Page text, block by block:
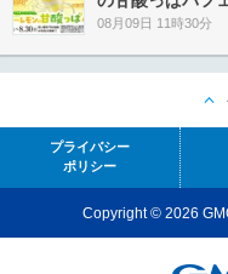
08月09日 11時30分
プライバシー
ポリシー
Copyright © 2026